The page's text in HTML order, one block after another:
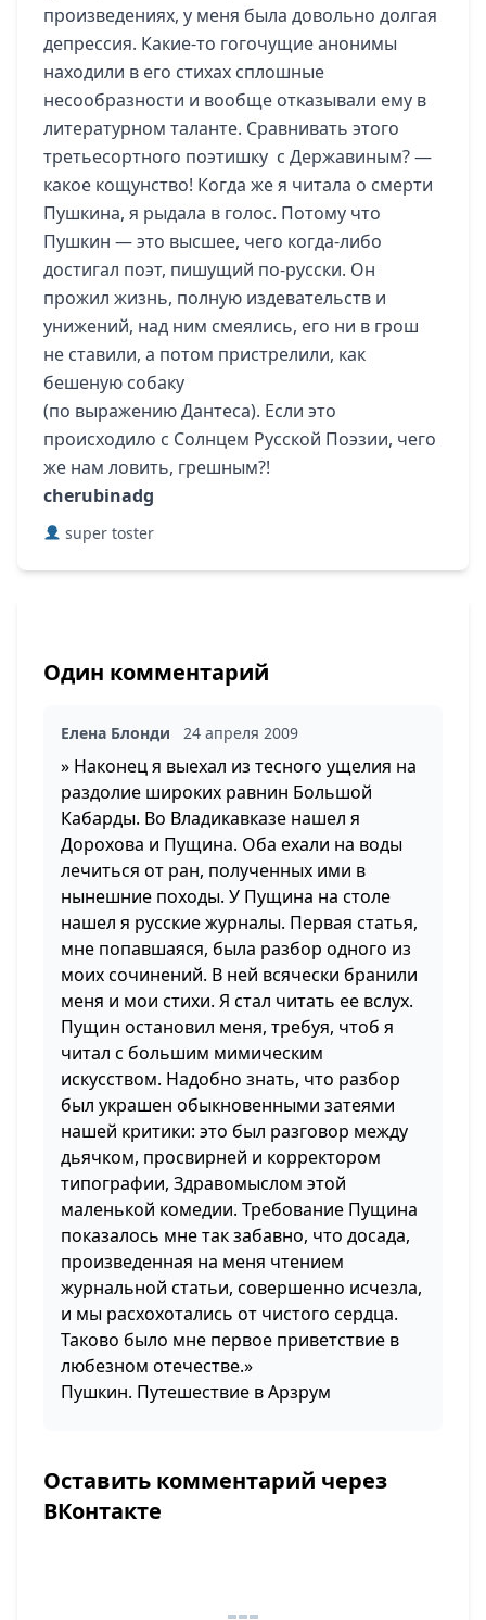
произведениях, у меня была довольно долгая
депрессия. Какие-то гогочущие анонимы
находили в его стихах сплошные
несообразности и вообще отказывали ему в
литературном таланте. Сравнивать этого
третьесортного поэтишку с Державиным? —
какое кощунство! Когда же я читала о смерти
Пушкина, я рыдала в голос. Потому что
Пушкин — это высшее, чего когда-либо
достигал поэт, пишущий по-русски. Он
прожил жизнь, полную издевательств и
унижений, над ним смеялись, его ни в грош
не ставили, а потом пристрелили, как
бешеную собаку
(по выражению Дантеса). Если это
происходило с Солнцем Русской Поэзии, чего
же нам ловить, грешным?!
cherubinadg
super toster
Один комментарий
Елена Блонди 24 апреля 2009
» Наконец я выехал из тесного ущелия на
раздолие широких равнин Большой
Кабарды. Во Владикавказе нашел я
Дорохова и Пущина. Оба ехали на воды
лечиться от ран, полученных ими в
нынешние походы. У Пущина на столе
нашел я русские журналы. Первая статья,
мне попавшаяся, была разбор одного из
моих сочинений. В ней всячески бранили
меня и мои стихи. Я стал читать ее вслух.
Пущин остановил меня, требуя, чтоб я
читал с большим мимическим
искусством. Надобно знать, что разбор
был украшен обыкновенными затеями
нашей критики: это был разговор между
дьячком, просвирней и корректором
типографии, Здравомыслом этой
маленькой комедии. Требование Пущина
показалось мне так забавно, что досада,
произведенная на меня чтением
журнальной статьи, совершенно исчезла,
и мы расхохотались от чистого сердца.
Таково было мне первое приветствие в
любезном отечестве.»
Пушкин. Путешествие в Арзрум
Оставить комментарий через
ВКонтакте